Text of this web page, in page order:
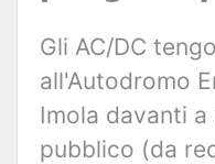
Gli AC/DC
all'Autodromo
Imola davanti
pubblico (da